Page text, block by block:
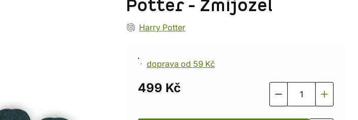
Potter - Zmijozel
Harry Potter
doprava od 59 Kč
499 Kč